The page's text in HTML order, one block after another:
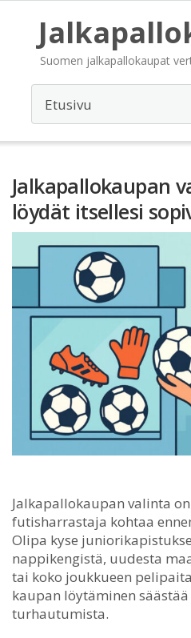
Suomen jalkapallokaupat
Jalkapallokaupan
löydät itsellesi
Jalkapallokaupan valinta
futisharrastaja kohtaa
Olipa kyse
nappikengistä, uudesta
tai koko joukkueen
kaupan löytäminen
turhautumista.